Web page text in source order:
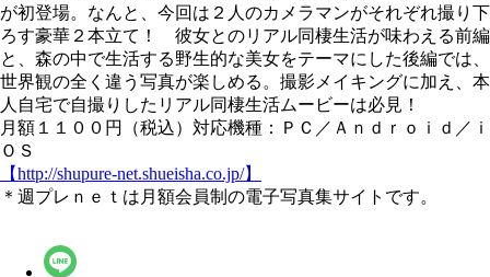
が初登場。なんと、今回は２人のカメラマンがそれぞれ撮り下
ろす豪華２本立て！ 彼女とのリアル同棲生活が味わえる前編
と、森の中で生活する野生的な美女をテーマにした後編では、
世界観の全く違う写真が楽しめる。撮影メイキングに加え、本
人自宅で自撮りしたリアル同棲生活ムービーは必見！
月額１１００円（税込）対応機種：ＰＣ／Ａｎｄｒｏｉｄ／ｉ
ＯＳ
【http://shupure-net.shueisha.co.jp/】
＊週プレｎｅｔは月額会員制の電子写真集サイトです。